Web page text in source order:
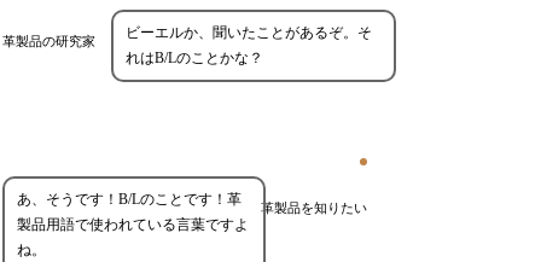
革製品の研究家
ビーエルか、聞いたことがあるぞ。そ
れはB/Lのことかな？
革製品を知りたい
あ、そうです！B/Lのことです！革
製品用語で使われている言葉ですよ
ね。